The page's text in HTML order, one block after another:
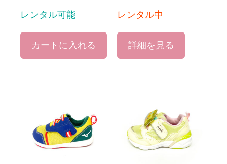
レンタル可能
カートに入れる
レンタル中
詳細を見る